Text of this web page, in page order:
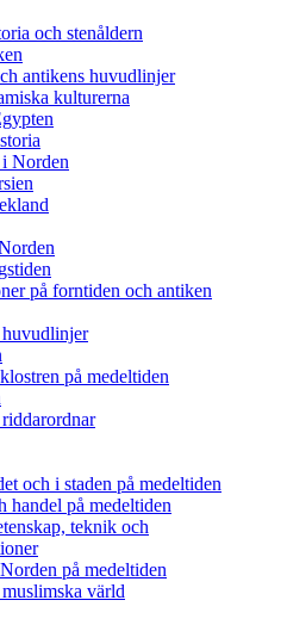
och stenåldern
antikens huvudlinjer
kulturerna
Norden
på forntiden och antiken
på medeltiden
och i staden på medeltiden
handel på medeltiden
teknik och
på medeltiden
värld